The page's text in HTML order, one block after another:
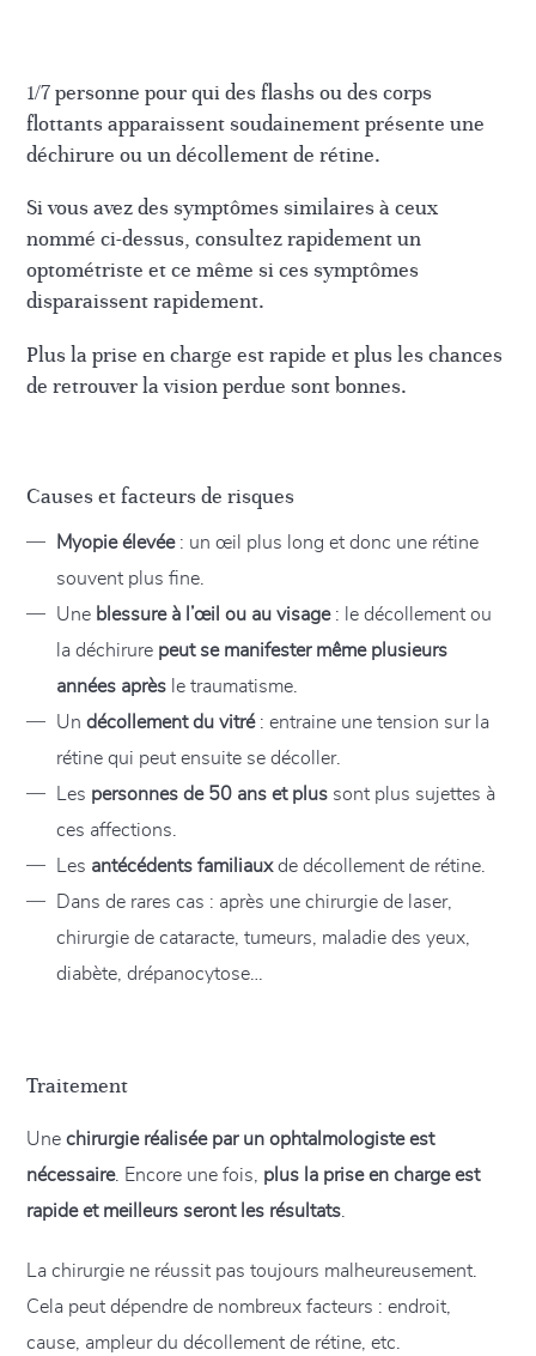
1/7 personne pour qui des flashs ou des corps
flottants apparaissent soudainement présente une
déchirure ou un décollement de rétine.
Si vous avez des symptômes similaires à ceux
nommé ci-dessus, consultez rapidement un
optométriste et ce même si ces symptômes
disparaissent rapidement.
Plus la prise en charge est rapide et plus les chances
de retrouver la vision perdue sont bonnes.
Causes et facteurs de risques
Myopie élevée: un œil plus long et donc une rétine
souvent plus fine.
Une blessure à l’œil ou au visage: le décollement ou
la déchirure peut se manifester même plusieurs
années après le traumatisme.
Undécollement du vitré: entraine une tension sur la
rétine qui peut ensuite se décoller.
Les personnes de 50 ans et plus sont plus sujettes à
ces affections.
Les antécédents familiauxde décollement de rétine.
Dans de rares cas : après une chirurgie de laser,
chirurgie de cataracte, tumeurs, maladie des yeux,
diabète, drépanocytose…
Traitement
Unechirurgie réalisée par un ophtalmologiste est
nécessaire. Encore une fois, plus la prise en charge est
rapide et meilleurs seront les résultats
La chirurgie ne réussit pas toujours malheureusement.
Cela peut dépendre de nombreux facteurs : endroit,
cause, ampleur du décollement de rétine, etc.